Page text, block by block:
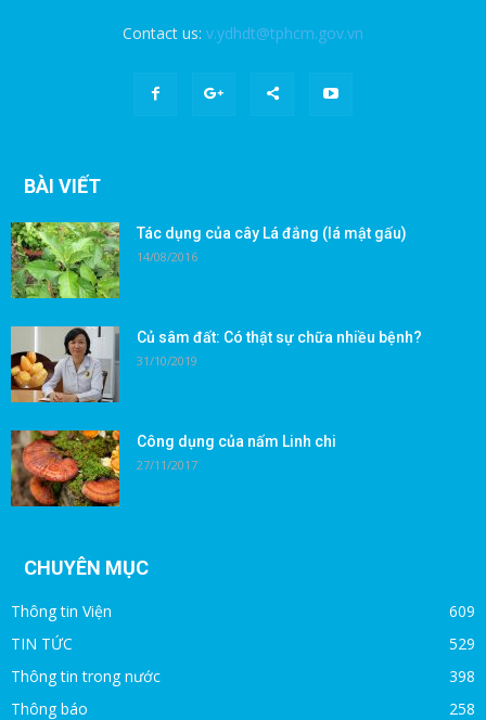
Contact us: v.ydhdt@tphcm.gov.vn
BÀI VIẾT
Tác dụng của cây Lá đắng (lá mật gấu)
14/08/2016
Củ sâm đất: Có thật sự chữa nhiều bệnh?
31/10/2019
Công dụng của nấm Linh chi
27/11/2017
CHUYÊN MỤC
Thông tin Viện
609
TIN TỨC
529
Thông tin trong nước
398
Thông báo
258